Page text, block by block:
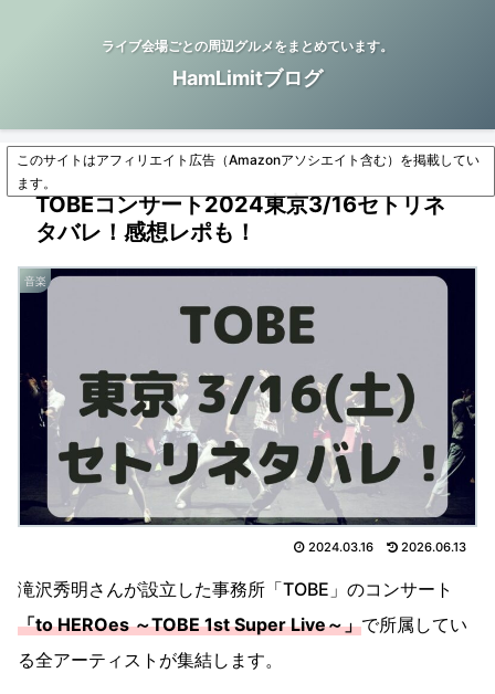
ライブ会場ごとの周辺グルメをまとめています。
HamLimitブログ
このサイトはアフィリエイト広告（Amazonアソシエイト含む）を掲載してい
ます。
TOBEコンサート2024東京3/16セトリネ
タバレ！感想レポも！
音楽
2024.03.16 2026.06.13
滝沢秀明さんが設立した事務所「TOBE」のコンサート
「to HEROes ～TOBE 1st Super Live～」で所属してい
る全アーティストが集結します。